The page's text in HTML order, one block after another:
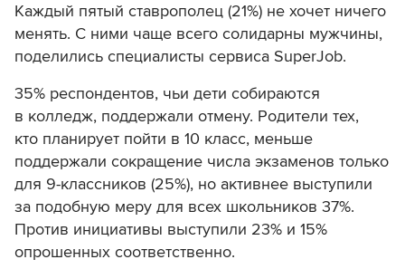
Каждый пятый ставрополец (21%) не хочет ничего
менять. С ними чаще всего солидарны мужчины,
поделились специалисты сервиса SuperJob.
35% респондентов, чьи дети собираются
в колледж, поддержали отмену. Родители тех,
кто планирует пойти в 10 класс, меньше
поддержали сокращение числа экзаменов только
для 9-классников (25%), но активнее выступили
за подобную меру для всех школьников 37%.
Против инициативы выступили 23% и 15%
опрошенных соответственно.